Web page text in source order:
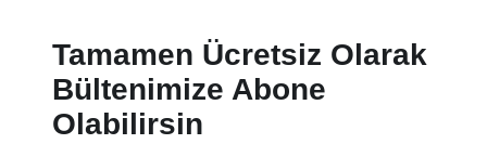
Tamamen Ücretsiz Olarak
Bültenimize Abone
Olabilirsin